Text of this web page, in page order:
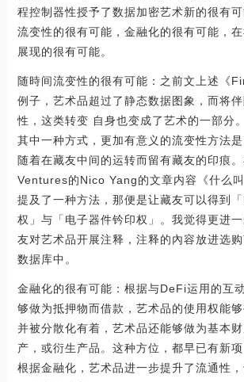
程控制器性授予了数据加密艺术新的很有
流变性的很有可能，金融化的很有可能，
展现的很有可能。
随時间流变性的很有可能：之前文上述《
例子，艺术品超过了静态数据图象，而将
性，这类转变 自身也变成了艺术的一部分
其中一种方式，更加有意义的流变性方法
随着在藏友中间的运转而留有藏友的印痕
Ventures的Nico Yang的文章内容《什么叫
提及了一种方法，那便是让藏友可以得到
权」与「电子器件钤印权」。我觉得更进
友对艺术品开展注释，注释的內容放进选
数据库中。
金融化的很有可能：根据与DeFi运用的互
够做为抵押物而借款，艺术品的使用权能够
并被分散化有着，艺术品还能够做为基本
产，或衍生产品。这种方位，都早已有新项
根据金融化，艺术品进一步提升了流通性